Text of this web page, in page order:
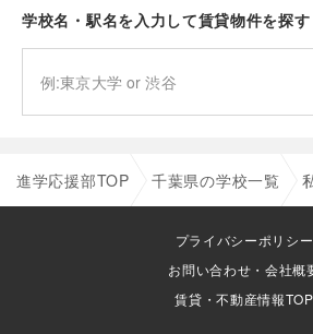
学校名・駅名を入力して賃貸物件を探す
進学応援部TOP 千葉県の学校一覧
プライバシーポリシー
お問い合わせ・会社概
賃貸・不動産情報TOP